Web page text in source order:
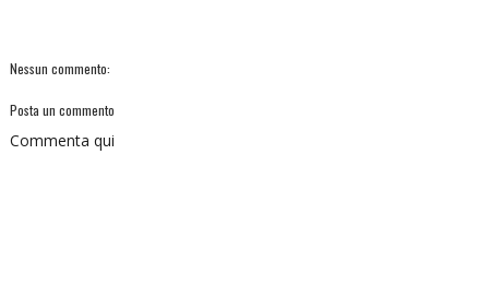
Nessun commento:
Posta un commento
Commenta qui